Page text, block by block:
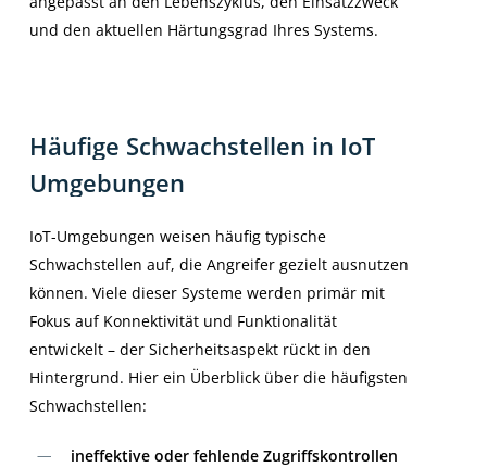
und den aktuellen Härtungsgrad Ihres Systems.
Häufige Schwachstellen in IoT
Umgebungen
IoT-Umgebungen weisen häufig typische
Schwachstellen auf, die Angreifer gezielt ausnutzen
können. Viele dieser Systeme werden primär mit
Fokus auf Konnektivität und Funktionalität
entwickelt – der Sicherheitsaspekt rückt in den
Hintergrund. Hier ein Überblick über die häufigsten
Schwachstellen:
ineffektive oder fehlende Zugriffskontrollen